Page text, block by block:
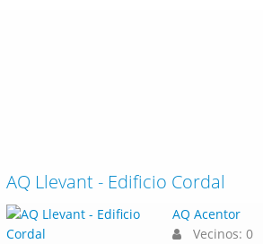
AQ Llevant - Edificio Cordal
AQ Acentor
Vecinos: 0